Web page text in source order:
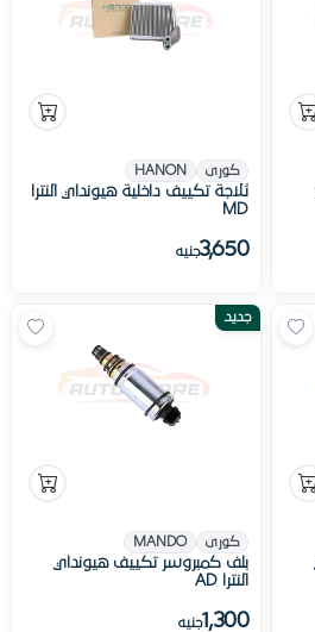
كورى HANON
ثلاجة تكييف داخلية هيونداي النترا
MD
3,650جنيه
جديد
كورى MANDO
بلف كمبروسر تكييف هيونداي
النترا AD
1,300جنيه